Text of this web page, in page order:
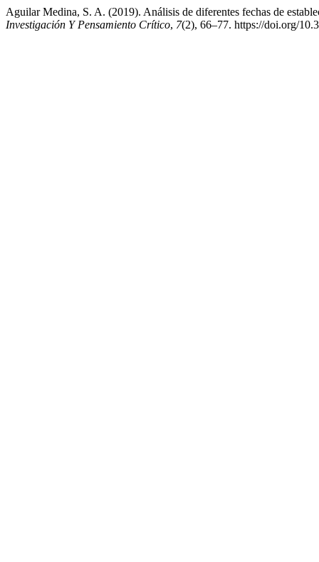
Aguilar Medina, S. A. (2019). Análisis de diferentes fechas de
Investigación Y Pensamiento Crítico, 7(2), 66–77. https://doi.org/